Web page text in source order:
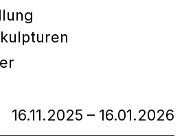
16.11.2025 – 16.01.2026